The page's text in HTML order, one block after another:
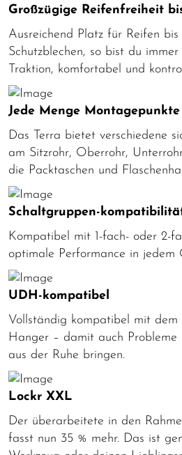
Großzügige Reifenfreiheit
Ausreichend Platz für Reifen
Schutzblechen, so bist du
Traktion, komfortabel und
Jede Menge Montagepunkte
Das Terra bietet verschiedene
am Sitzrohr, Oberrohr,
die Packtaschen und
Schaltgruppen-
Kompatibel mit 1-fach- oder 2-
optimale Performance in jedem
UDH-kompatibel
Vollständig kompatibel mit dem
Hanger – damit auch Probleme
aus der Ruhe bringen.
Lockr XXL
Der überarbeitete in den
fasst nun 35 % mehr. Das ist